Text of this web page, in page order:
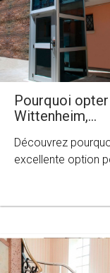
Pourquoi
Wittenheim,...
Découvrez
excellente option